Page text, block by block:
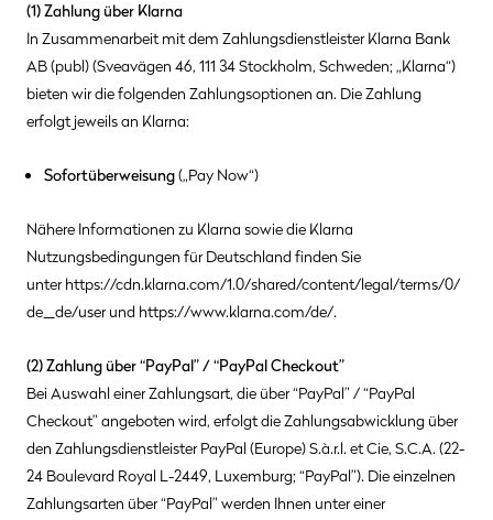
(1) Zahlung über Klarna
In Zusammenarbeit mit dem Zahlungsdienstleister Klarna Bank
AB (publ) (Sveavägen 46, 111 34 Stockholm, Schweden; „Klarna“)
bieten wir die folgenden Zahlungsoptionen an. Die Zahlung
erfolgt jeweils an Klarna:
Sofortüberweisung(„Pay Now“)
Nähere Informationen zu Klarna sowie die Klarna
Nutzungsbedingungen für Deutschland finden Sie
unterhttps://cdn.klarna.com/1.0/shared/content/legal/terms/0/
de_de/userund https://www.klarna.com/de/.
(2)Zahlung über “PayPal” / “PayPal Checkout”
Bei Auswahl einer Zahlungsart, die über “PayPal” / “PayPal
Checkout” angeboten wird, erfolgt die Zahlungsabwicklung über
den Zahlungsdienstleister PayPal (Europe) S.à.r.l. et Cie, S.C.A. (22-
24 Boulevard Royal L-2449, Luxemburg; “PayPal”). Die einzelnen
Zahlungsarten über “PayPal” werden Ihnen unter einer